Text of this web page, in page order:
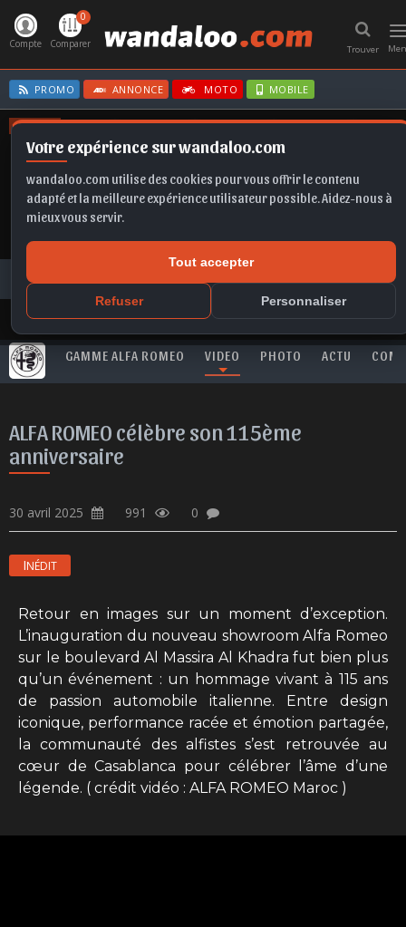
Votre expérience sur wandaloo.com
wandaloo.com utilise des cookies pour vous offrir le contenu
adapté et la meilleure expérience utilisateur possible. Aidez-nous à
mieux vous servir.
Tout accepter
Refuser Personnaliser
Trouver
Compte
0
Comparer
PROMO ANNONCE MOTO MOBILE
OFFRES
T-ROC KAMIQ
ALFA ROMEO
Tonale
ALFA ROMEO célèbre son 115ème anniversaire
GAMME ALFA ROMEO VIDEO PHOTO ACTU
ALFA ROMEO célèbre son 115ème
anniversaire
30 avril 2025 991 0
INÉDIT
Retour en images sur un moment d’exception.
L’inauguration du nouveau showroom Alfa Romeo
sur le boulevard Al Massira Al Khadra fut bien plus
qu’un événement : un hommage vivant à 115 ans
de passion automobile italienne. Entre design
iconique, performance racée et émotion partagée,
la communauté des alfistes s’est retrouvée au
cœur de Casablanca pour célébrer l’âme d’une
légende. ( crédit vidéo : ALFA ROMEO Maroc )